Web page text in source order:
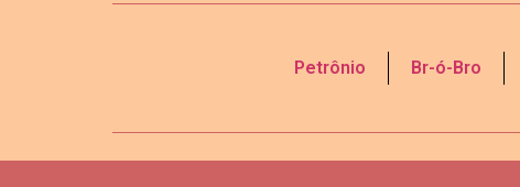
Petrônio Br-ó-Bro